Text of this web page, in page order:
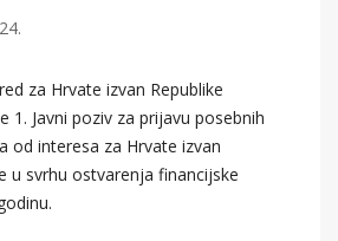
za Hrvate izvan Republike
1. Javni poziv za prijavu posebnih
od interesa za Hrvate izvan
u svrhu ostvarenja financijske